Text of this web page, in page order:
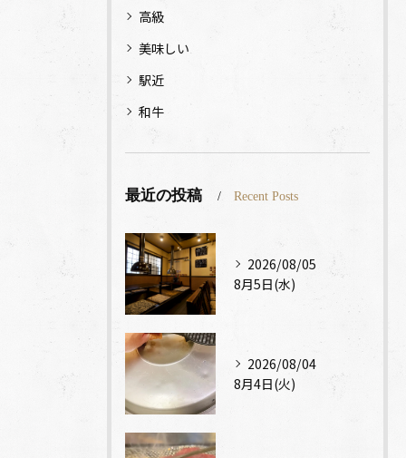
高級
美味しい
駅近
和牛
最近の投稿 Recent Posts
2026/08/05
8月5日(水)
2026/08/04
8月4日(火)